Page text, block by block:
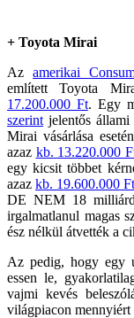
+ Toyota Mirai
Azamerikai
említett Toyota
17.200.000 Ft. Egy
szerint jelentős
Mirai vásárlása
azaz kb. 13.220.000
egy kicsit többet
azaz kb. 19.600.000 Ft
DE NEM 18
irgalmatlanul magas
ész nélkül átvették a
Az pedig, hogy egy
essen le,
vajmi kevés
világpiacon mennyiért